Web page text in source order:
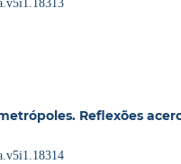
Reflexões